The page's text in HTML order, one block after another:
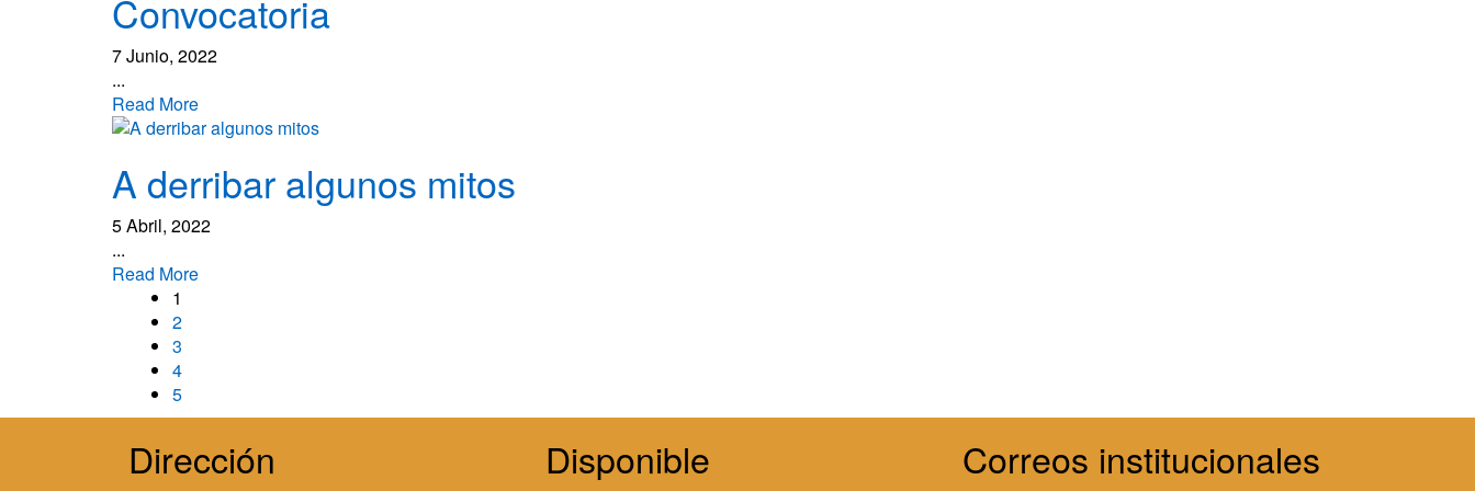
Convocatoria
7 Junio, 2022
...
Read More
A derribar algunos mitos
5 Abril, 2022
...
Read More
1
2
3
4
5
Dirección Disponible Correos institucionales